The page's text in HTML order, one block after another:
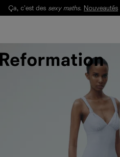
Ça, c'est des sexy maths. Nouveautés